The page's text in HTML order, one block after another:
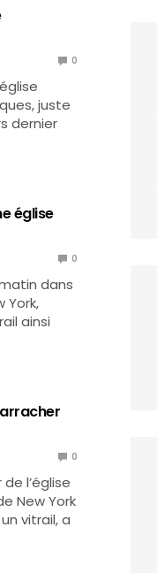
0
juste
dernier
église
0
dans
York,
ainsi
0
l’église
New York
vitrail, a